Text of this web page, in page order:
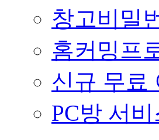
창고비밀
홈커밍프
신규 무료
PC방 서비